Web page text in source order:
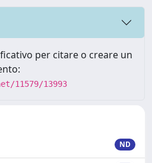
per citare o creare un
11579/13993
ND